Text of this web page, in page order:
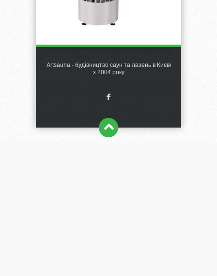
Artsauna - будівництво саун та лазень в Києві
з 2004 року
F